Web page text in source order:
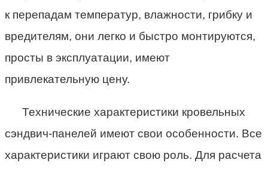
к перепадам температур, влажности, грибку и
вредителям, они легко и быстро монтируются,
просты в эксплуатации, имеют
привлекательную цену.
Технические характеристики кровельных
сэндвич-панелей имеют свои особенности. Все
характеристики играют свою роль. Для расчета